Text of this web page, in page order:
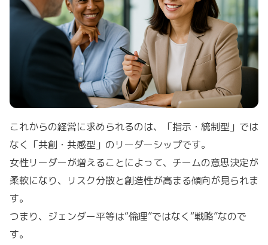
これからの経営に求められるのは、「指示・統制型」では
なく「共創・共感型」のリーダーシップです。
女性リーダーが増えることによって、チームの意思決定が
柔軟になり、リスク分散と創造性が高まる傾向が見られま
す。
つまり、ジェンダー平等は“倫理”ではなく“戦略”なので
す。